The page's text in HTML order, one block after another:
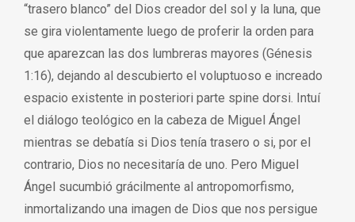
“trasero blanco” del Dios creador del sol y la luna, que
se gira violentamente luego de proferir la orden para
que aparezcan las dos lumbreras mayores (Génesis
1:16), dejando al descubierto el voluptuoso e increado
espacio existente in posteriori parte spine dorsi. Intuí
el diálogo teológico en la cabeza de Miguel Ángel
mientras se debatía si Dios tenía trasero o si, por el
contrario, Dios no necesitaría de uno. Pero Miguel
Ángel sucumbió grácilmente al antropomorfismo,
inmortalizando una imagen de Dios que nos persigue